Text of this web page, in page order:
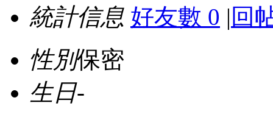
統計信息 好友數 0 | 回
性別保密
生日-